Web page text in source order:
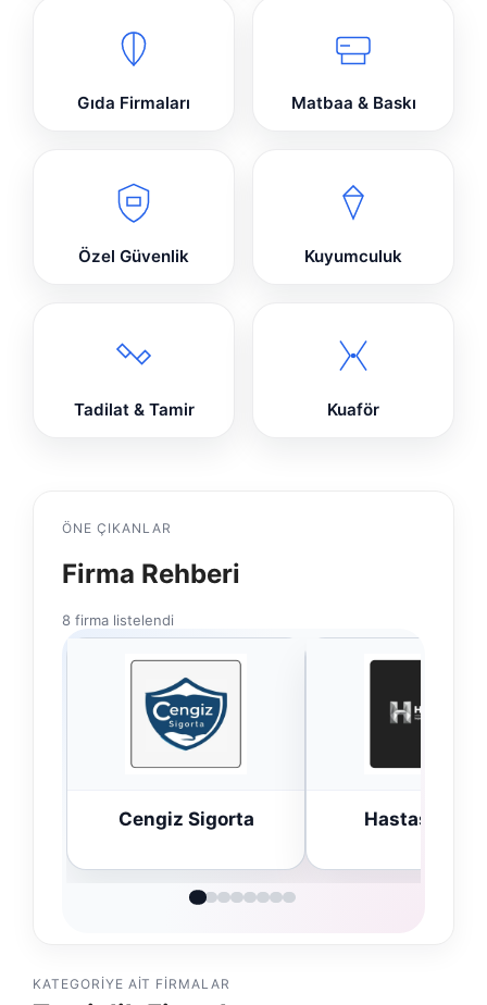
Gıda Firmaları Matbaa & Baskı
Özel Güvenlik Kuyumculuk
Tadilat & Tamir Kuaför
ÖNE ÇIKANLAR
Firma Rehberi
8 firma listelendi
Hastaş Beton
Bulkoon
KATEGORIYE AIT FIRMALAR